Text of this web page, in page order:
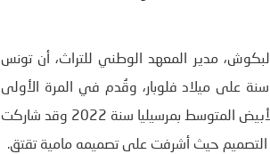
مدير المعهد الوطني للتراث، أن تونس
على ميلاد فلوبار، وقُدم في المرة الأولى
بمتحف الفنون الجميلة في روان سنة 2021، ثم في متحف حضارات أوروبا والبحر الأبيض المتوسط بمرسيليا سنة 2022 وقد شاركت
حيث أشرفت على تصميمه مامية تقتق.